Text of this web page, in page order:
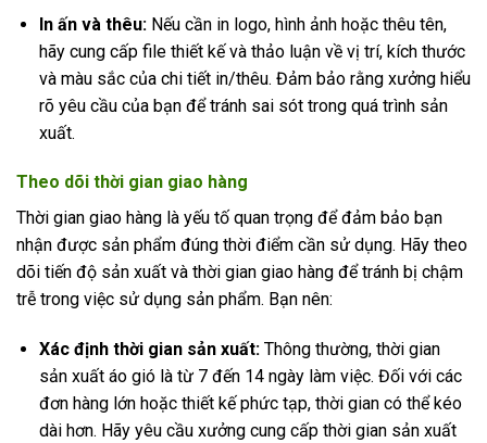
In ấn và thêu: Nếu cần in logo, hình ảnh hoặc thêu tên,
hãy cung cấp file thiết kế và thảo luận về vị trí, kích thước
và màu sắc của chi tiết in/thêu. Đảm bảo rằng xưởng hiểu
rõ yêu cầu của bạn để tránh sai sót trong quá trình sản
xuất.
Theo dõi thời gian giao hàng
Thời gian giao hàng là yếu tố quan trọng để đảm bảo bạn
nhận được sản phẩm đúng thời điểm cần sử dụng. Hãy theo
dõi tiến độ sản xuất và thời gian giao hàng để tránh bị chậm
trễ trong việc sử dụng sản phẩm. Bạn nên:
Xác định thời gian sản xuất: Thông thường, thời gian
sản xuất áo gió là từ 7 đến 14 ngày làm việc. Đối với các
đơn hàng lớn hoặc thiết kế phức tạp, thời gian có thể kéo
dài hơn. Hãy yêu cầu xưởng cung cấp thời gian sản xuất